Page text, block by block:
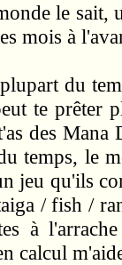
le sait,
mois à
du
te prêter
des Mana
temps, le
jeu qu'ils
/ fish /
à
calcul